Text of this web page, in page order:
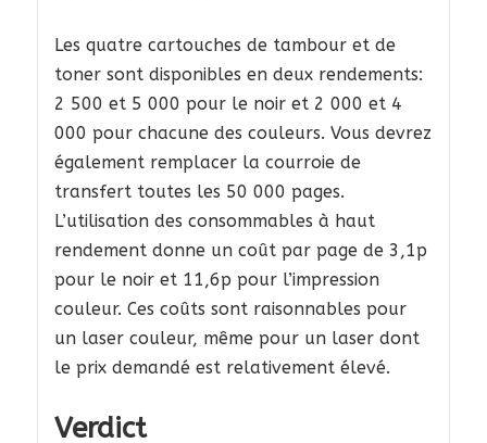
Les quatre cartouches de tambour et de
toner sont disponibles en deux rendements:
2 500 et 5 000 pour le noir et 2 000 et 4
000 pour chacune des couleurs. Vous devrez
également remplacer la courroie de
transfert toutes les 50 000 pages.
L’utilisation des consommables à haut
rendement donne un coût par page de 3,1p
pour le noir et 11,6p pour l’impression
couleur. Ces coûts sont raisonnables pour
un laser couleur, même pour un laser dont
le prix demandé est relativement élevé.
Verdict